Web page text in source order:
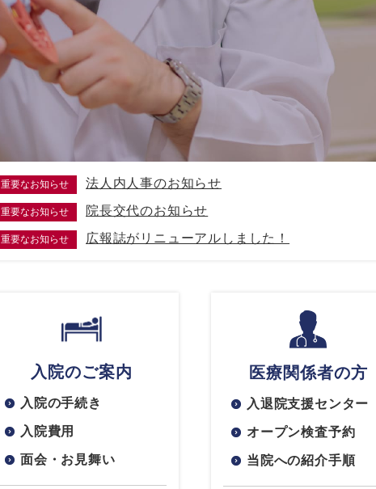
重要なお知らせ
法人内人事のお知らせ
重要なお知らせ
院長交代のお知らせ
重要なお知らせ 広報誌がリニューアルしました！
入院のご案内
入院の手続き
入院費用
面会・お見舞い
医療関係者の方
入退院支援センター
オープン検査予約
当院への紹介手順